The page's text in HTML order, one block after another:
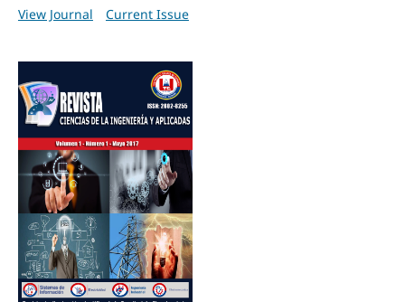
View Journal
Current Issue